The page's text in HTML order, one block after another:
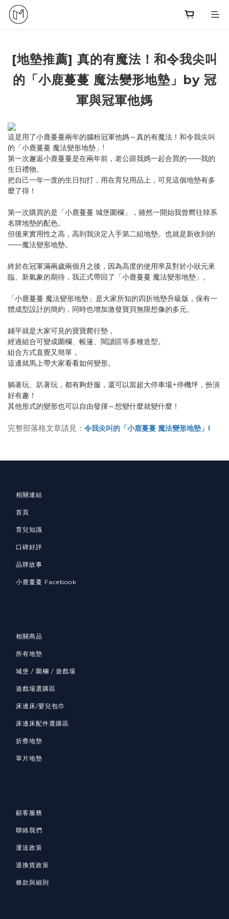
[地墊推薦] 真的有魔法！和令我尖叫
的「小鹿蔓蔓 魔法變形地墊」by 冠
軍與冠軍他媽
這是用了小鹿蔓蔓兩年的腦粉冠軍他媽～真的有魔法！和令我尖叫
的「小鹿蔓蔓 魔法變形地墊」!
第一次邂逅小鹿蔓蔓是在兩年前，老公跟我媽一起合買的——我的
生日禮物。
把自己一年一度的生日扣打，用在育兒用品上，可見這個地墊有多
麼了得！
第一次購買的是「小鹿蔓蔓 城堡圍欄」，雖然一開始我曾嚮往韓系
名牌地墊的配色。
但後來實用性之高，高到我決定入手第二組地墊。也就是新收到的
——魔法變形地墊。
終於在冠軍滿兩歲兩個月之後，因為高度的使用率及對於小狀元來
臨、新氣象的期待，我正式帶回了「小鹿蔓蔓 魔法變形地墊」。
「小鹿蔓蔓 魔法變形地墊」是大家所知的四折地墊升級版，保有一
體成型設計的簡約，同時也增加激發寶貝無限想像的多元。
鋪平就是大家可見的寶寶爬行墊，
經過組合可變成圍欄、帳篷、閱讀區等多種造型。
組合方式直覺又簡單，
這邊就馬上帶大家看看如何變形。
躺著玩、趴著玩，都有夠舒服，還可以當超大停車場+停機坪，扮演
好有趣！
其他形式的變形也可以自由發揮～想變什麼就變什麼！
完整部落格文章請見： 令我尖叫的「小鹿蔓蔓 魔法變形地墊」!
相關連結
首頁
育兒知識
口碑好評
品牌故事
小鹿蔓蔓 Facebook
相關商品
所有地墊
城堡 / 圍欄 / 遊戲場
遊戲場選購區
床邊床/嬰兒包巾
床邊床配件選購區
折疊地墊
單片地墊
顧客服務
聯絡我們
運送政策
退換貨政策
條款與細則